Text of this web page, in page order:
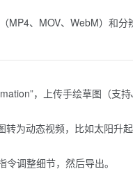
MP4、MOV、WebM）和
，上传手绘草图（支
转为动态视频，比如太阳升起
调整细节，然后导出。